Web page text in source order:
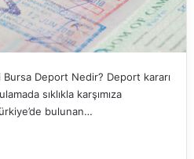
Bursa Deport Nedir? Deport kararı
sıklıkla karşımıza
bulunan…